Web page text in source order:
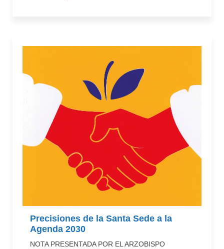
Precisiones de la Santa Sede a la
Agenda 2030
NOTA PRESENTADA POR EL ARZOBISPO